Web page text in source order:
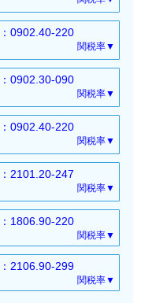
ム・豪州・TPP11
ス・ベトナム・豪
チリ・タイ・イ
ピン・スイス・ベ
・E
ージーランド・
ジーランド)：5.
)：適用なし
チリ・タイ・イ
ム・豪州・TPP11
ジーランド)：5.
国・韓国)：適用な
・チリ・タイ・イ
ナム・豪州・TPP11
ジーランド)：5.
チリ・タイ・イ
ム・豪州・TPP11
：0902.40-220
関税率▼
ジーランド)：5.
国・韓国)：適用な
・チリ・タイ・イ
：0902.30-090
関税率▼
ジーランド)：5.
：0902.40-220
関税率▼
ジーランド)：5.
：2101.20-247
関税率▼
：1806.90-220
関税率▼
：2106.90-299
関税率▼